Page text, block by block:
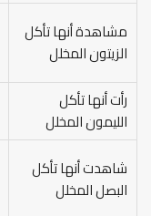
مشاهدة أنها تأكل
الزيتون المخلل
رأت أنها تأكل
الليمون المخلل
شاهدت أنها تأكل
البصل المخلل